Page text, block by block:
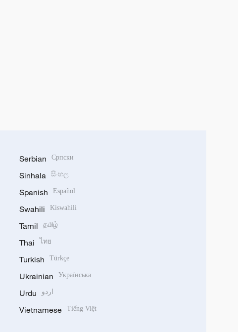
Serbian Српски
Sinhala සිංහල
Spanish Español
Swahili Kiswahili
Tamil தமிழ்
Thai ไทย
Turkish Türkçe
Ukrainian Українська
Urdu اردو
Vietnamese Tiếng Việt